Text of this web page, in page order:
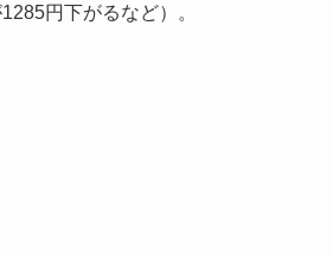
円下がるなど）。